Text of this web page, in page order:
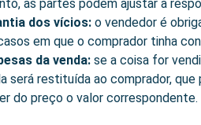
as partes podem ajustar a
dos vícios: o vendedor é
em que o comprador tinha
da venda: se a coisa for
será restituída ao comprador,
do preço o valor correspondente.